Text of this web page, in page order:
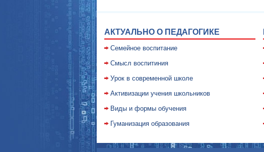
АКТУАЛЬНО О ПЕДАГОГИКЕ
Семейное воспитание
Смысл воспитиния
Уpок в совpеменной школе
Активизации учения школьников
Виды и формы обучения
Гуманизация образования